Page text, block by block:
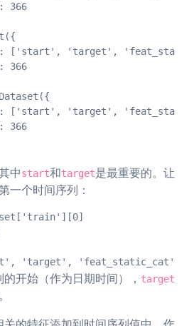
366
['start', 'target',
366
['start', 'target',
366
中start和target是最重要的。让
一个时间序列：
'target', 'feat_static_cat',
开始（作为日期时间）， target